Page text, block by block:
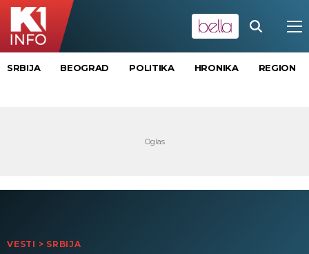
SRBIJA BEOGRAD POLITIKA HRONIKA REGION
VESTI > SRBIJA